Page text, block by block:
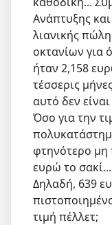
Ανάπτυξης
λιανικής
οκτανίων για
ήταν 2,158
τέσσερις
αυτό δεν
Όσο για την
φτηνότερο μη
ευρώ το σακί...
Δηλαδή, 639
τιμή πέλλετ;